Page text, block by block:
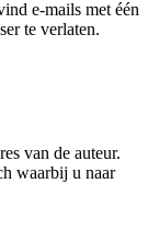
e-mails met één
te verlaten.
van de auteur.
waarbij u naar